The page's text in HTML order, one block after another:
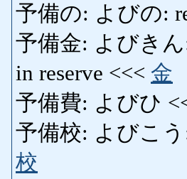
予備の: よびの:
予備金: よびきん
in reserve <<< 金
予備費: よびひ
予備校: よびこう
校